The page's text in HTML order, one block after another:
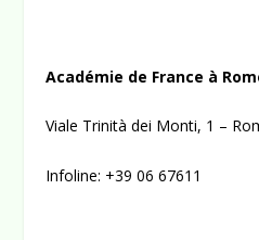
Académie de France à
Viale Trinità dei Monti, 1 –
Infoline: +39 06 67611